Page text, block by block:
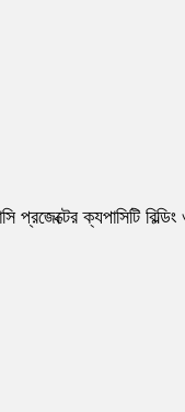
প্রজেক্টের ক্যপাসিটি